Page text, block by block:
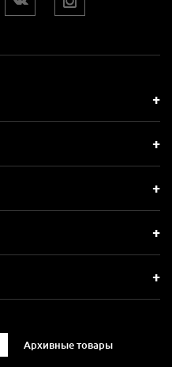
Архивные товары